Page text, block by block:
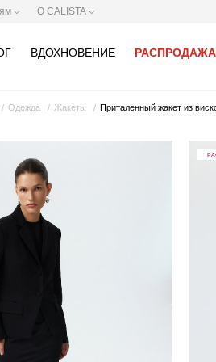
О CALISTA
ВДОХНОВЕНИЕ РАСПРОДАЖА
Одежда Жакеты Приталенный жакет из